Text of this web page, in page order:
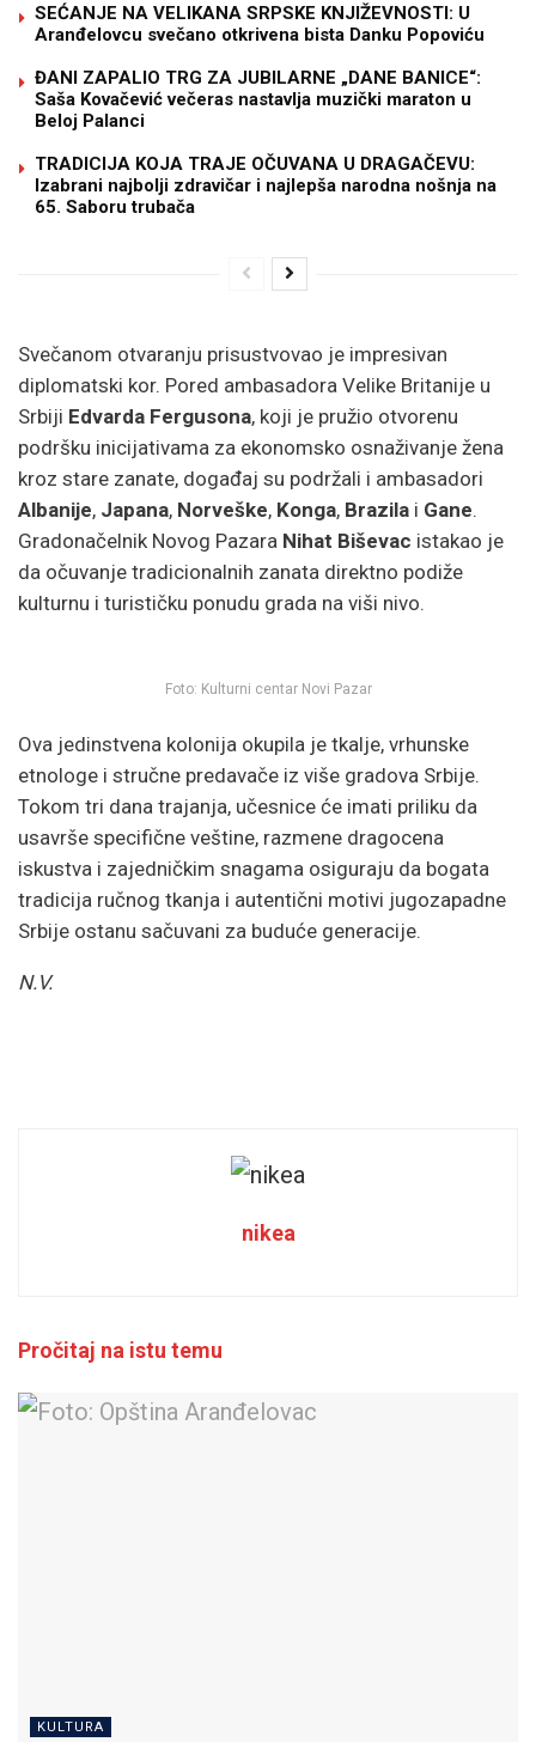
SEĆANJE NA VELIKANA SRPSKE KNJIŽEVNOSTI: U
Aranđelovcu svečano otkrivena bista Danku Popoviću
ĐANI ZAPALIO TRG ZA JUBILARNE „DANE BANICE“:
Saša Kovačević večeras nastavlja muzički maraton u
Beloj Palanci
TRADICIJA KOJA TRAJE OČUVANA U DRAGAČEVU:
Izabrani najbolji zdravičar i najlepša narodna nošnja na
65. Saboru trubača
Svečanom otvaranju prisustvovao je impresivan
diplomatski kor. Pored ambasadora Velike Britanije u
Srbiji Edvarda Fergusona, koji je pružio otvorenu
podršku inicijativama za ekonomsko osnaživanje žena
kroz stare zanate, događaj su podržali i ambasadori
Albanije, Japana, Norveške, Konga, Brazila i Gane.
Gradonačelnik Novog Pazara Nihat Biševac istakao je
da očuvanje tradicionalnih zanata direktno podiže
kulturnu i turističku ponudu grada na viši nivo.
Foto: Kulturni centar Novi Pazar
Ova jedinstvena kolonija okupila je tkalje, vrhunske
etnologe i stručne predavače iz više gradova Srbije.
Tokom tri dana trajanja, učesnice će imati priliku da
usavrše specifične veštine, razmene dragocena
iskustva i zajedničkim snagama osiguraju da bogata
tradicija ručnog tkanja i autentični motivi jugozapadne
Srbije ostanu sačuvani za buduće generacije.
N.V.
nikea
Pročitaj na istu temu
KULTURA